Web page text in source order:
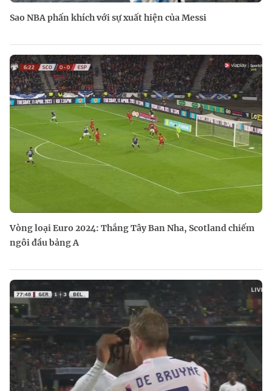
Sao NBA phấn khích với sự xuất hiện của Messi
Vòng loại Euro 2024: Thắng Tây Ban Nha, Scotland chiếm
ngôi đầu bảng A